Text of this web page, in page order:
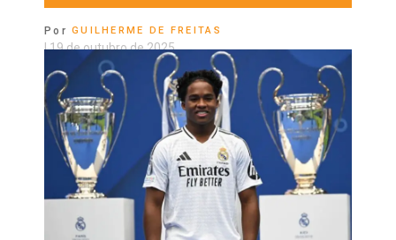
Por GUILHERME DE FREITAS
|19 de outubro de 2025